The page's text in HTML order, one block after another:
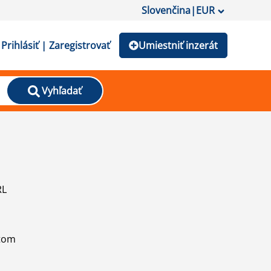
Slovenčina|EUR
Prihlásiť | Zaregistrovať Umiestniť inzerát
Vyhľadať